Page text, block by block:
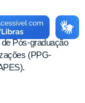
Pós-graduação
(PPG-